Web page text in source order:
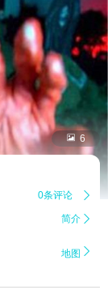
 6
0条评论 
简介 
地图 